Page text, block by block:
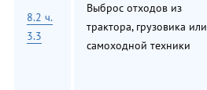
8.2 ч.
3.3
Выброс отходов из
трактора, грузовика или
самоходной техники